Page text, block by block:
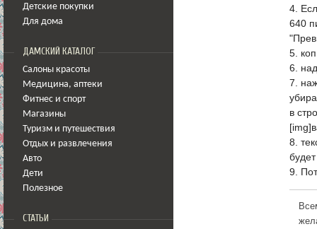
Детские покупки
Для дома
ДАМСКИЙ КАТАЛОГ
Салоны красоты
Медицина, аптеки
Фитнес и спорт
Магазины
Туризм и путешествия
Отдых и развлечения
Авто
Дети
Полезное
СТАТЬИ
4.
640
5.
6.
7.
в
8.
9.